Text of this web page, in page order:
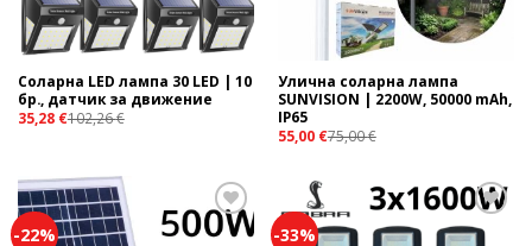
Соларна LED лампа 30 LED | 10
бр., датчик за движение
35,28 €102,26€
Улична соларна лампа
SUNVISION | 2200W, 50000 mAh,
IP65
55,00 €75,00€
-22% -33%